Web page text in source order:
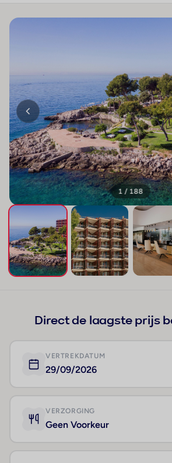
1 / 188
Direct de laagste prijs
VERTREKDATUM
29/09/2026
VERZORGING
Geen Voorkeur